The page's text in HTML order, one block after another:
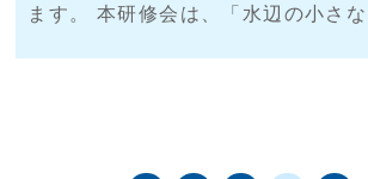
ます。 本研修会は、「水辺の小さ